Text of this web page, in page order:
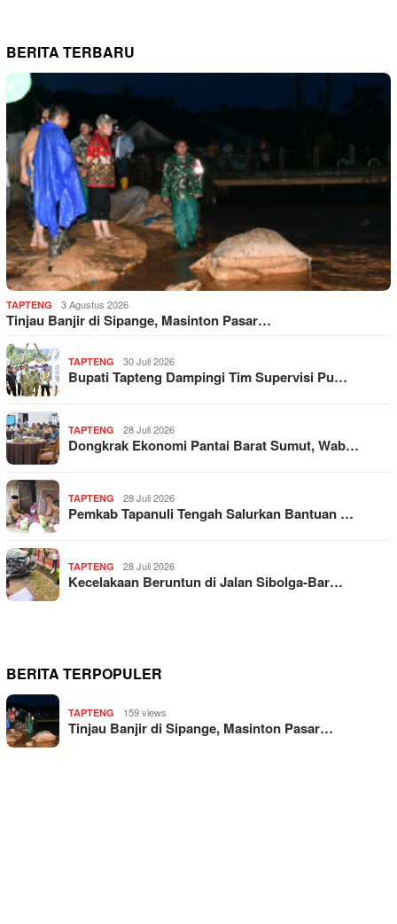
BERITA TERBARU
TAPTENG 3 Agustus 2026
Tinjau Banjir di Sipange, Masinton Pasar…
TAPTENG 30 Juli 2026
Bupati Tapteng Dampingi Tim Supervisi Pu…
TAPTENG 28 Juli 2026
Dongkrak Ekonomi Pantai Barat Sumut, Wab…
TAPTENG 28 Juli 2026
Pemkab Tapanuli Tengah Salurkan Bantuan …
TAPTENG 28 Juli 2026
Kecelakaan Beruntun di Jalan Sibolga-Bar…
BERITA TERPOPULER
TAPTENG 159 views
Tinjau Banjir di Sipange, Masinton Pasar…